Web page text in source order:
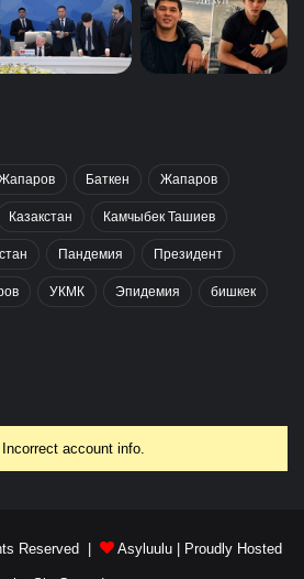
Баткен Жапаров
Казакстан Камчыбек Ташиев
Пандемия Президент
УКМК Эпидемия бишкек
account info.
Reserved | Asyluulu | Proudly Hosted